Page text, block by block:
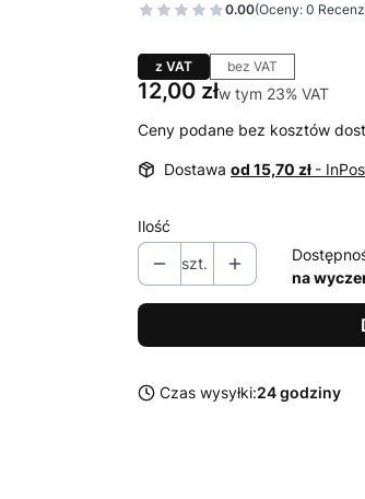
0.00(Oceny: 0
z VAT bez VAT
Cena
12,00 złw tym 23% VAT
w tym 23% VAT
Ceny podane bez kosztów
Dostawa od 15,70 zł -
Ilość
szt.
na
Czas wysyłki:24 godziny